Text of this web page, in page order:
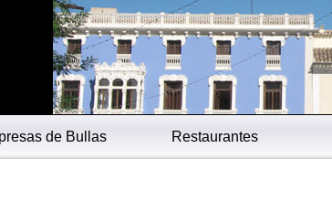
de Bullas Restaurantes